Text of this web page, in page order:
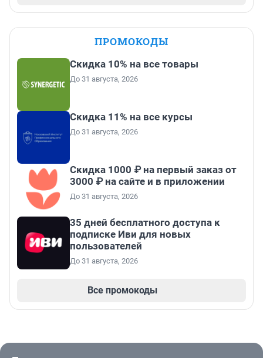
ПРОМОКОДЫ
Скидка 10% на все товары
До 31 августа, 2026
Скидка 11% на все курсы
До 31 августа, 2026
Скидка 1000 ₽ на первый заказ от
3000 ₽ на сайте и в приложении
До 31 августа, 2026
35 дней бесплатного доступа к
подписке Иви для новых
пользователей
До 31 августа, 2026
Все промокоды